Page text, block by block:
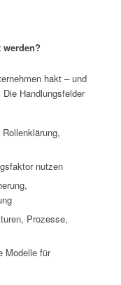
werden?
hakt – und
Handlungsfelder
nutzen
Prozesse,
Modelle für